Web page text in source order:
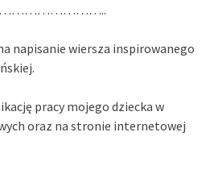
napisanie wiersza inspirowanego
pracy mojego dziecka w
oraz na stronie internetowej